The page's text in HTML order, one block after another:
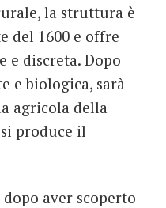
la struttura è
del 1600 e offre
e discreta. Dopo
e biologica, sarà
agricola della
produce il
dopo aver scoperto